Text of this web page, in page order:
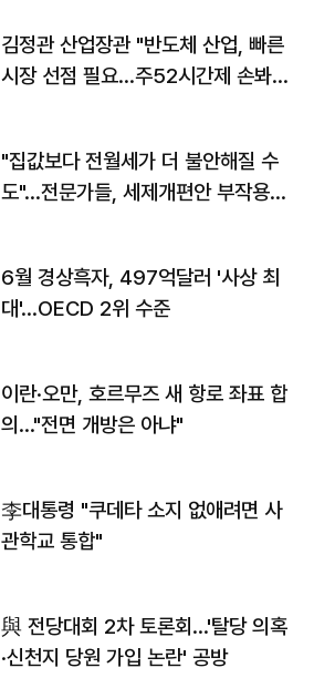
김정관 산업장관 "반도체 산업, 빠른
시장 선점 필요…주52시간제 손봐
"집값보다 전월세가 더 불안해질 수
도"…전문가들, 세제개편안 부작용
6월 경상흑자, 497억달러 '사상 최
대'…OECD 2위 수준
이란·오만, 호르무즈 새 항로 좌표 합
의…"전면 개방은 아냐"
李대통령 "쿠데타 소지 없애려면 사
관학교 통합"
與 전당대회 2차 토론회…'탈당 의혹
·신천지 당원 가입 논란' 공방